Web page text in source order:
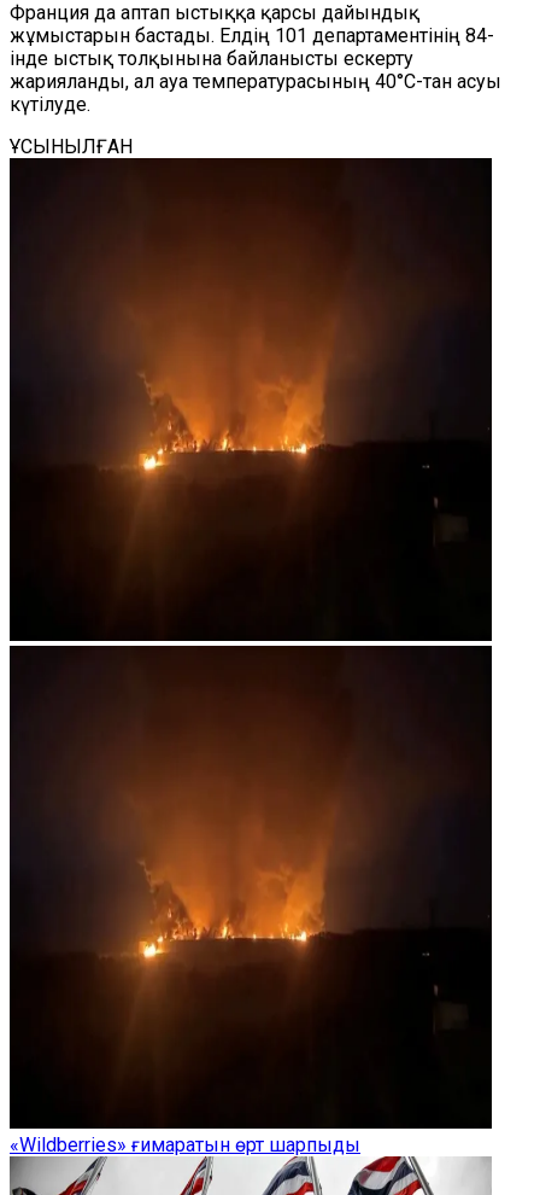
Франция да аптап ыстыққа қарсы дайындық
жұмыстарын бастады. Елдің 101 департаментінің 84-
інде ыстық толқынына байланысты ескерту
жарияланды, ал ауа температурасының 40°C-тан асуы
күтілуде.
ҰСЫНЫЛҒАН
«Wildberries» ғимаратын өрт шарпыды